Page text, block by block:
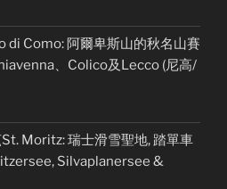
di Como: 阿爾卑斯山的秋名山賽
、Colico及Lecco (尼高/
St. Moritz: 瑞士滑雪聖地, 踏單車
Silvaplanersee &